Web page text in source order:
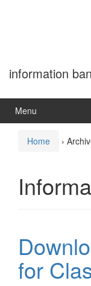
information
Menu
Home ›
for